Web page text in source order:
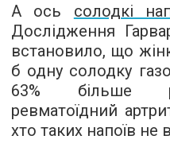
А ось солодкі
Дослідження
встановило, що
б одну солодку
63% більше
ревматоїдний
хто таких напоїв не